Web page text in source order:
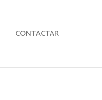
CONTACTAR